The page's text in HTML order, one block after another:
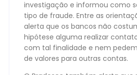
investigação e informou como
tipo de fraude. Entre as
alerta que os bancos não
hipótese alguma realizar
com tal finalidade e nem
de valores para outras contas.